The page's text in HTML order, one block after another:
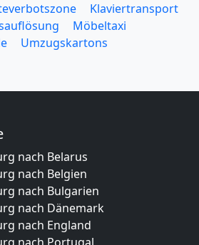
Klaviertransport
Möbeltaxi
Umzugskartons
nach Belarus
nach Belgien
nach Bulgarien
nach Dänemark
nach England